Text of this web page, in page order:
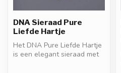
DNA Sieraad Pure
Liefde Hartje
Het DNA Pure Liefde Hartje
is een elegant sieraad met